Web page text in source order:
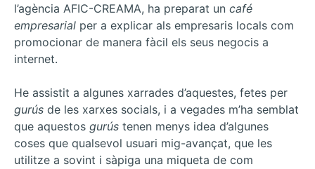
l’agència AFIC-CREAMA, ha preparat un café
empresarial per a explicar als empresaris locals com
promocionar de manera fàcil els seus negocis a
internet.
He assistit a algunes xarrades d’aquestes, fetes per
gurús de les xarxes socials, i a vegades m’ha semblat
que aquestos gurús tenen menys idea d’algunes
coses que qualsevol usuari mig-avançat, que les
utilitze a sovint i sàpiga una miqueta de com